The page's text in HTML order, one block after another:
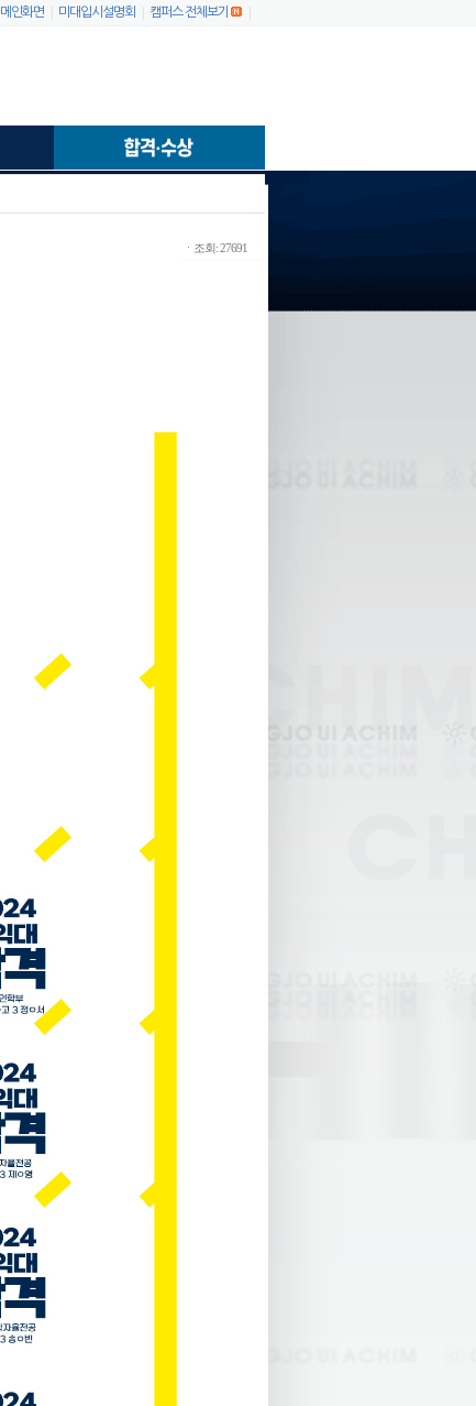
메인화면 미대입시설명회 캠퍼스 전체보기
ㆍ조회: 27691